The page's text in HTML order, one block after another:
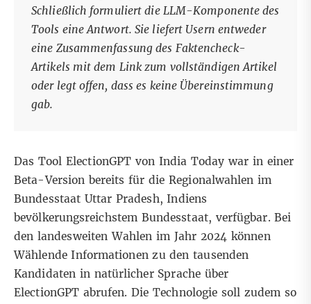
Schließlich formuliert die LLM-Komponente des
Tools eine Antwort. Sie liefert Usern entweder
eine Zusammenfassung des Faktencheck-
Artikels mit dem Link zum vollständigen Artikel
oder legt offen, dass es keine Übereinstimmung
gab.
Das Tool ElectionGPT von India Today war in einer
Beta-Version bereits für die Regionalwahlen im
Bundesstaat Uttar Pradesh, Indiens
bevölkerungsreichstem Bundesstaat, verfügbar. Bei
den landesweiten Wahlen im Jahr 2024 können
Wählende Informationen zu den tausenden
Kandidaten in natürlicher Sprache über
ElectionGPT abrufen. Die Technologie soll zudem so